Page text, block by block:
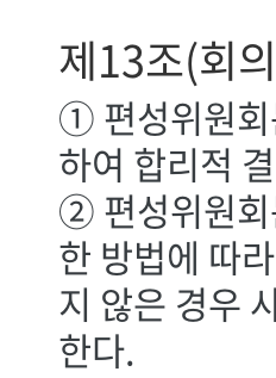
제13조(회
① 편성위원회
하여 합리적
② 편성위원회
한 방법에 따
지 않은 경우
한다.